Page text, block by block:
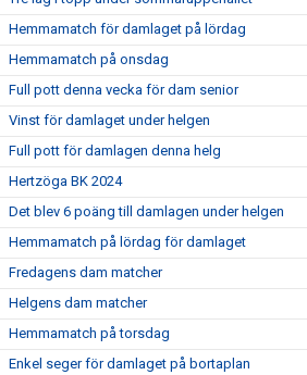
Hemmamatch för damlaget på lördag
Hemmamatch på onsdag
Full pott denna vecka för dam senior
Vinst för damlaget under helgen
Full pott för damlagen denna helg
Hertzöga BK 2024
Det blev 6 poäng till damlagen under helgen
Hemmamatch på lördag för damlaget
Fredagens dam matcher
Helgens dam matcher
Hemmamatch på torsdag
Enkel seger för damlaget på bortaplan